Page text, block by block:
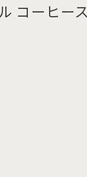
コーヒー